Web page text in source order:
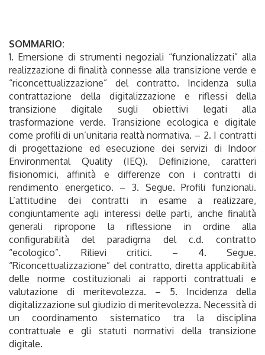
SOMMARIO:
1. Emersione di strumenti negoziali “funzionalizzati” alla
realizzazione di finalità connesse alla transizione verde e
“riconcettualizzazione” del contratto. Incidenza sulla
contrattazione della digitalizzazione e riflessi della
transizione digitale sugli obiettivi legati alla
trasformazione verde. Transizione ecologica e digitale
come profili di un’unitaria realtà normativa. – 2. I contratti
di progettazione ed esecuzione dei servizi di Indoor
Environmental Quality (IEQ). Definizione, caratteri
fisionomici, affinità e differenze con i contratti di
rendimento energetico. – 3. Segue. Profili funzionali.
L’attitudine dei contratti in esame a realizzare,
congiuntamente agli interessi delle parti, anche finalità
generali ripropone la riflessione in ordine alla
configurabilità del paradigma del c.d. contratto
“ecologico”. Rilievi critici. – 4. Segue.
“Riconcettualizzazione” del contratto, diretta applicabilità
delle norme costituzionali ai rapporti contrattuali e
valutazione di meritevolezza. – 5. Incidenza della
digitalizzazione sul giudizio di meritevolezza. Necessità di
un coordinamento sistematico tra la disciplina
contrattuale e gli statuti normativi della transizione
digitale.